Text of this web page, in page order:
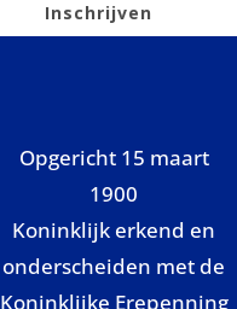
Inschrijven
Opgericht 15 maart
1900
Koninklijk erkend en
onderscheiden met de
Koninklijke Erepenning